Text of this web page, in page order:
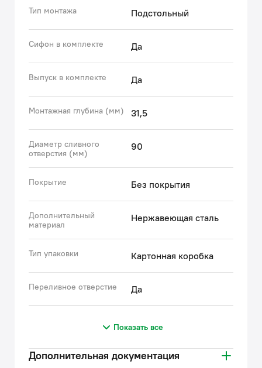
Тип монтажа Подстольный
Сифон в комплекте Да
Выпуск в комплекте Да
Монтажная глубина (мм) 31,5
Диаметр сливного
отверстия (мм)
90
Покрытие Без покрытия
Дополнительный
материал
Нержавеющая сталь
Тип упаковки Картонная коробка
Переливное отверстие Да
Показать все
Дополнительная документация